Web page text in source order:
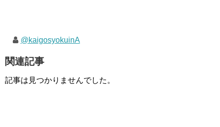
@kaigosyokuinA
関連記事
記事は見つかりませんでした。